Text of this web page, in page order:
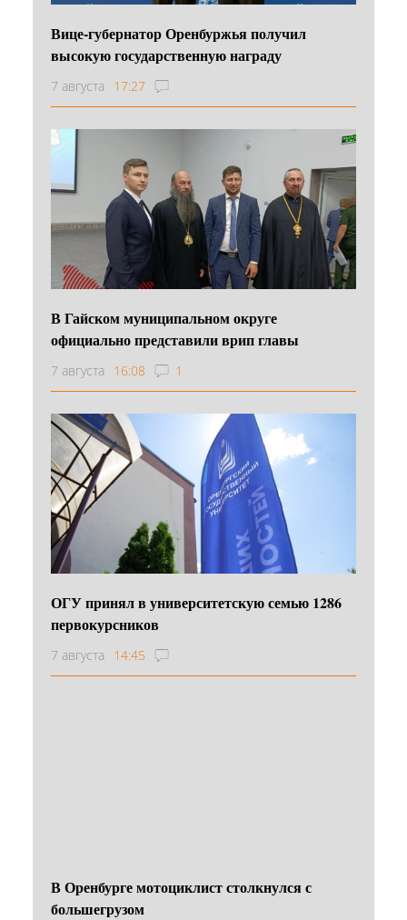
Вице-губернатор Оренбуржья получил
высокую государственную награду
7 августа 17:27
В Гайском муниципальном округе
официально представили врип главы
7 августа 16:08 1
ОГУ принял в университетскую семью 1286
первокурсников
7 августа 14:45
В Оренбурге мотоциклист столкнулся с
большегрузом